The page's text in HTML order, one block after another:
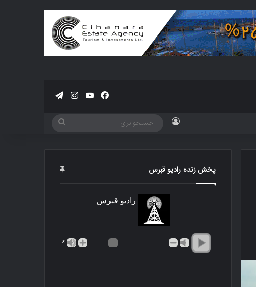
فیسبوکیوتیوباینستاگرام
پخش زنده رادیو قبرس
رادیو قبرس
*